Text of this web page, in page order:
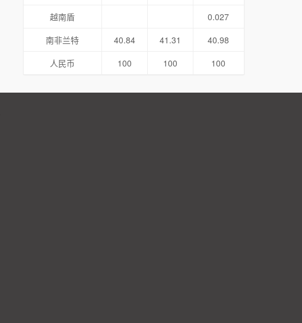
越南盾
0.027
南非兰特
40.84 41.31
40.98
人民币
100 100 100